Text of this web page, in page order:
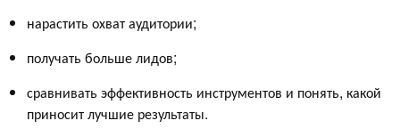
нарастить охват аудитории;
получать больше лидов;
сравнивать эффективность инструментов и понять, какой
приносит лучшие результаты.